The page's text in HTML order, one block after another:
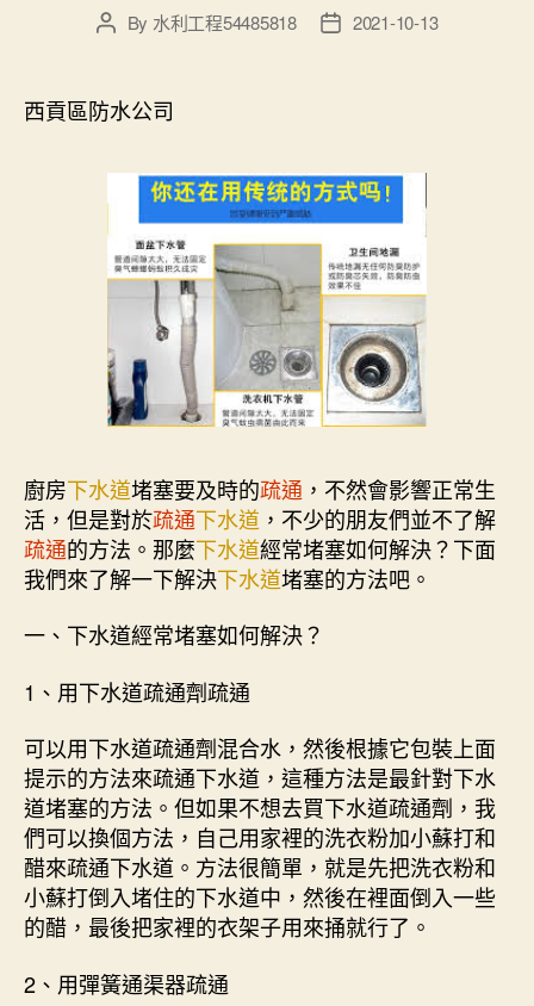
PostBy 水利工程54485818
Post2021-10-13
西貢區防水公司
廚房下水道堵塞要及時的疏通 ，不然會影響正常生
活，但是對於疏通下水道 ，不少的朋友們並不了解
疏通的方法。那麼下水道經常堵塞如何解決？下面
我們來了解一下解決下水道堵塞的方法吧。
一、下水道經常堵塞如何解決？
1、用下水道疏通劑疏通
可以用下水道疏通劑混合水，然後根據它包裝上面
提示的方法來疏通下水道，這種方法是最針對下水
道堵塞的方法。但如果不想去買下水道疏通劑，我
們可以換個方法，自己用家裡的洗衣粉加小蘇打和
醋來疏通下水道。方法很簡單，就是先把洗衣粉和
小蘇打倒入堵住的下水道中，然後在裡面倒入一些
的醋，最後把家裡的衣架子用來捅就行了。
2、用彈簧通渠器疏通